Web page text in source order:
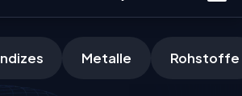
Metalle Rohstoffe